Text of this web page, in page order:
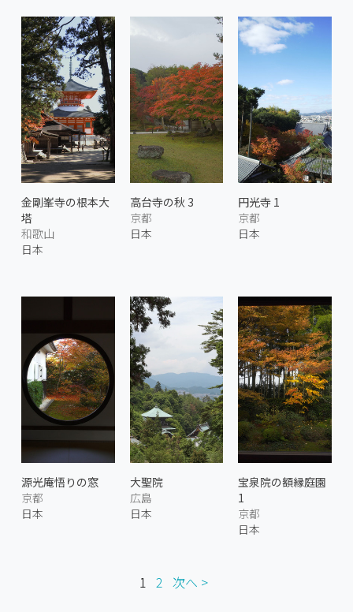
金剛峯寺の根本大
塔
和歌山
日本
高台寺の秋 3
京都
日本
円光寺 1
京都
日本
源光庵悟りの窓
京都
日本
大聖院
広島
日本
宝泉院の額縁庭園
1
京都
日本
1 2 次へ >